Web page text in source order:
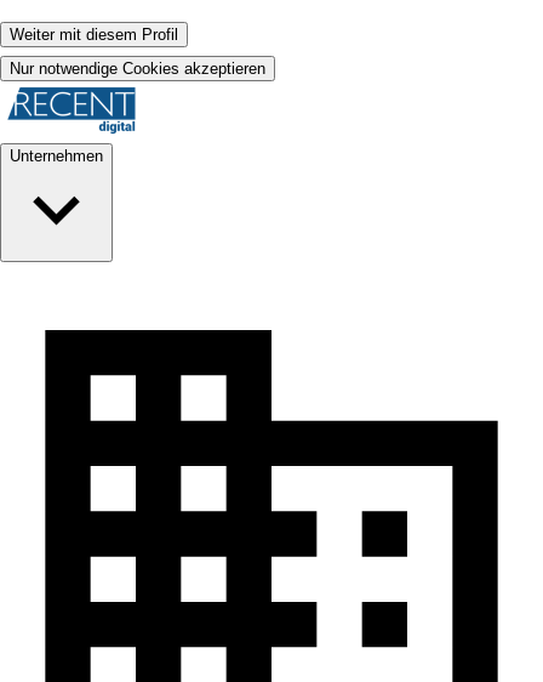
Weiter mit diesem Profil
Nur notwendige Cookies akzeptieren
Unternehmen